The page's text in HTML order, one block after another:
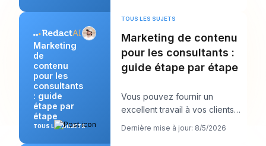
Marketing
de
contenu
pour les
consultants
: guide
étape par
étape
TOUS LES SUJETS
TOUS LES SUJETS
Marketing de contenu
pour les consultants :
guide étape par étape
Vous pouvez fournir un
excellent travail à vos clients
tout en vous sentant
Dernière mise à jour: 8/5/2026